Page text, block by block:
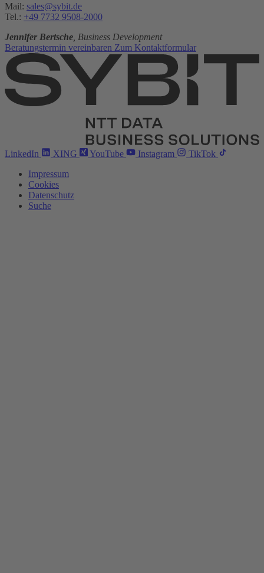
Mail: sales@sybit.de
Tel.: +49 7732 9508-2000
Jennifer Bertsche , Business Development
Beratungstermin vereinbaren Zum Kontaktformular
LinkedIn XING YouTube Instagram
TikTok
Impressum
Cookies
Datenschutz
Suche